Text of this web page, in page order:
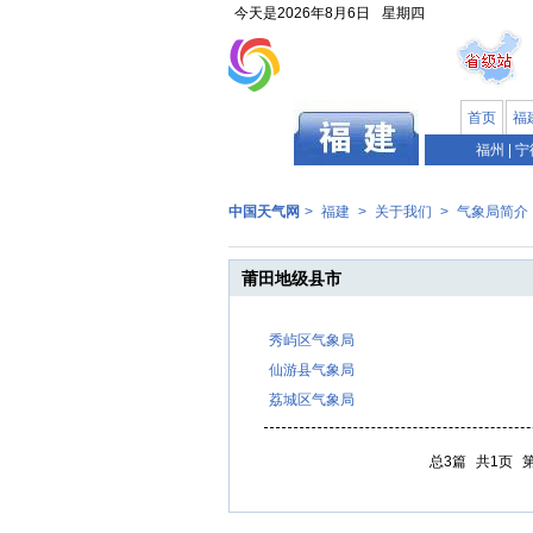
今天是2026年8月6日 星期四
首页 福
福州
宁
中国天气网 > 福建 > 关于我们 > 气象局简介
莆田地级县市
秀屿区气象局
仙游县气象局
荔城区气象局
总3篇 共1页